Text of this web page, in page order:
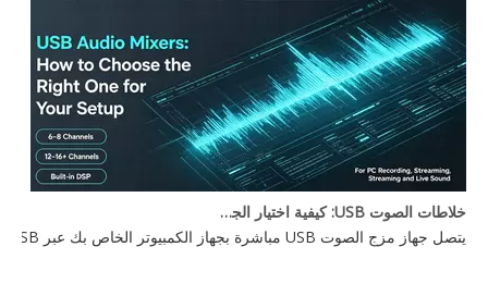
خلاطات الصوت USB: كيفية اختيار الجهاز المناسب لإعدادك
يتصل جهاز مزج الصوت USB مباشرة بجهاز الكمبيوتر الخاص بك عبر USB، مما يتيح لك التحكم في مدخلات الصوت المتعددة — الميكروفونات والأدوات وأجهزة التشغيل — من وحدة تحكم واحدة. يعتمد الخيار الأفضل على احتياجات عدد القنوات لديك، وميزات DSP، وما إذا كنت بحاجة إلى طاقة فانتوم للميكروفونات المكثفة.